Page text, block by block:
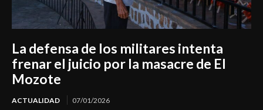
La defensa de los militares intenta
frenar el juicio por la masacre de El
Mozote
ACTUALIDAD 07/01/2026